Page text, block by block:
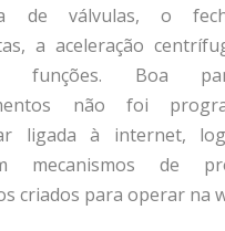
de válvulas, o
a aceleração
funções. Boa
não foi
ligada à internet,
mecanismos de
criados para operar na